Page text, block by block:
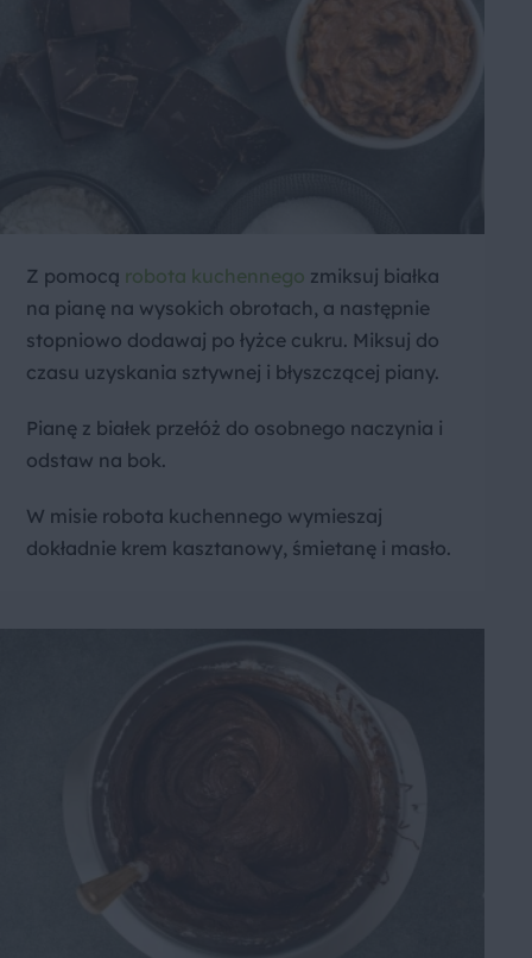
Z pomocą robota kuchennego zmiksuj białka
na pianę na wysokich obrotach, a następnie
stopniowo dodawaj po łyżce cukru. Miksuj do
czasu uzyskania sztywnej i błyszczącej piany.
Pianę z białek przełóż do osobnego naczynia i
odstaw na bok.
W misie robota kuchennego wymieszaj
dokładnie krem kasztanowy, śmietanę i masło.